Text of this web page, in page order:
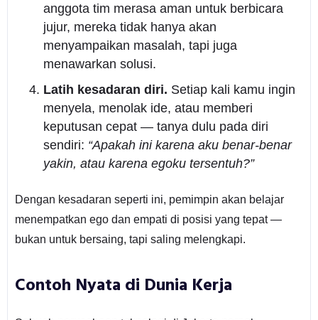
anggota tim merasa aman untuk berbicara
jujur, mereka tidak hanya akan
menyampaikan masalah, tapi juga
menawarkan solusi.
Latih kesadaran diri. Setiap kali kamu ingin
menyela, menolak ide, atau memberi
keputusan cepat — tanya dulu pada diri
sendiri: “Apakah ini karena aku benar-benar
yakin, atau karena egoku tersentuh?”
Dengan kesadaran seperti ini, pemimpin akan belajar
menempatkan ego dan empati di posisi yang tepat —
bukan untuk bersaing, tapi saling melengkapi.
Contoh Nyata di Dunia Kerja